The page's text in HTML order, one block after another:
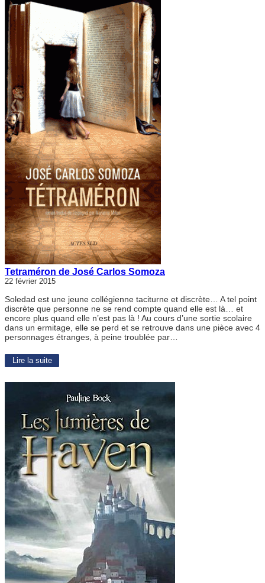
Tetraméron de José Carlos Somoza
22 février 2015
Soledad est une jeune collégienne taciturne et discrète… A tel point
discrète que personne ne se rend compte quand elle est là… et
encore plus quand elle n’est pas là ! Au cours d’une sortie scolaire
dans un ermitage, elle se perd et se retrouve dans une pièce avec 4
personnages étranges, à peine troublée par…
Lire la suite